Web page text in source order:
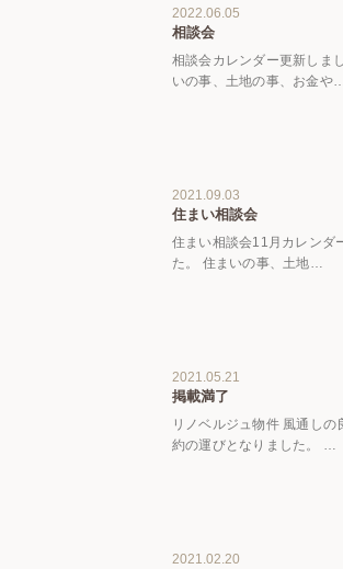
2022.06.05
相談会
相談会カレンダー更新しま
いの事、土地の事、お金や…
2021.09.03
住まい相談会
住まい相談会11月カレンダ
た。 住まいの事、土地…
2021.05.21
掲載満了
リノベルジュ物件 風通しの
約の運びとなりました。 …
2021.02.20